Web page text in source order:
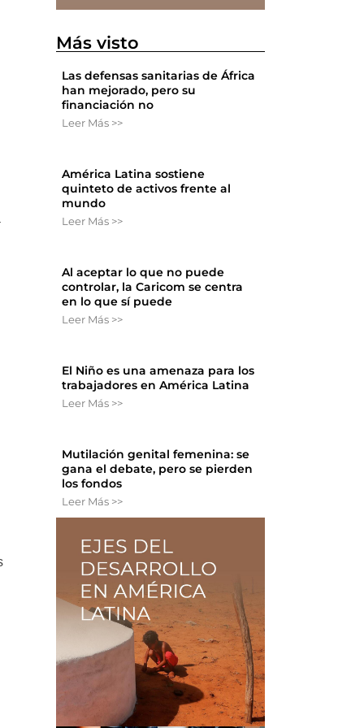
Más visto
Las defensas sanitarias de África
han mejorado, pero su
financiación no
Leer Más >>
América Latina sostiene
quinteto de activos frente al
mundo
Leer Más >>
Al aceptar lo que no puede
controlar, la Caricom se centra
en lo que sí puede
Leer Más >>
El Niño es una amenaza para los
trabajadores en América Latina
Leer Más >>
Mutilación genital femenina: se
gana el debate, pero se pierden
los fondos
Leer Más >>